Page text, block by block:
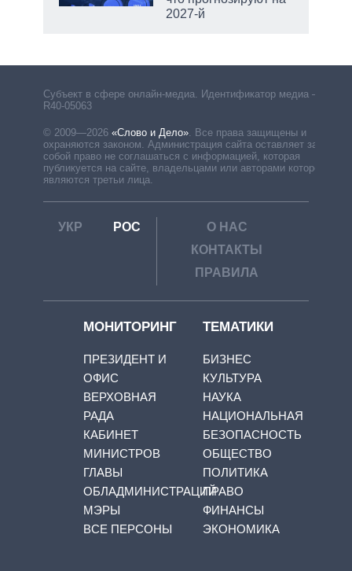
2027-й
Субъект в сфере онлайн-медиа. Идентификатор медиа –
R40-05063
© 2009—2026 «Слово и Дело». Все права защищены и
охраняются законом. Администрация сайта оставляет за
собой право не соглашаться с информацией, которая
публикуется на сайте, владельцами или авторами которой
являются третьи лица.
УКР РОС
О НАС
КОНТАКТЫ
ПРАВИЛА
МОНИТОРИНГ
ПРЕЗИДЕНТ И
ОФИС
ВЕРХОВНАЯ
РАДА
КАБИНЕТ
МИНИСТРОВ
ГЛАВЫ
ОБЛАДМИНИСТРАЦИЙ
МЭРЫ
ВСЕ ПЕРСОНЫ
ТЕМАТИКИ
БИЗНЕС
КУЛЬТУРА
НАУКА
НАЦИОНАЛЬНАЯ
БЕЗОПАСНОСТЬ
ОБЩЕСТВО
ПОЛИТИКА
ПРАВО
ФИНАНСЫ
ЭКОНОМИКА